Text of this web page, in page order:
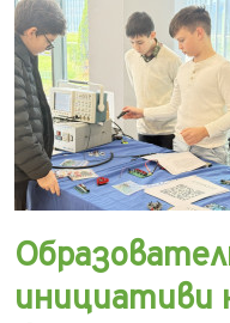
инициативи